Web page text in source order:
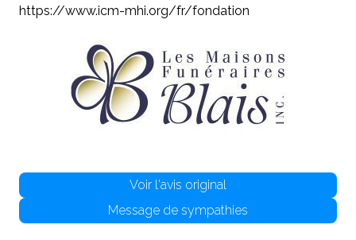
https://www.icm-mhi.org/fr/fondation
Voir l'avis original
Message de sympathies